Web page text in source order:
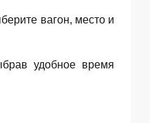
вагон, место и
удобное время